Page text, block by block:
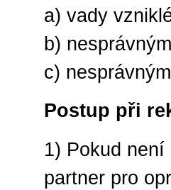
a) vady
b)
c)
Postup při
1) Pokud
partner pro